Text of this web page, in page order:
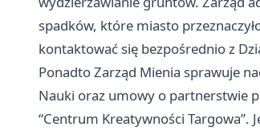
spadków, które miasto
kontaktować się bezpośrednio z
Ponadto Zarząd Mienia sprawuje
Nauki oraz umowy o partnerstwie
“Centrum Kreatywności Targowa”.